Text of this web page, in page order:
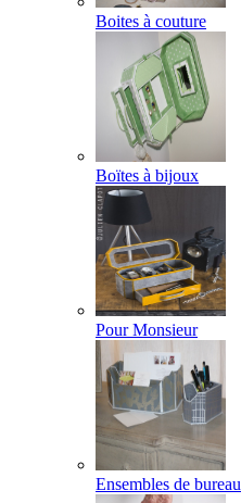
Boites à couture
Boïtes à bijoux
Pour Monsieur
Ensembles de bureau